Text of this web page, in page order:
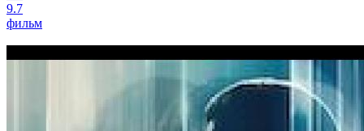
9.7
фильм